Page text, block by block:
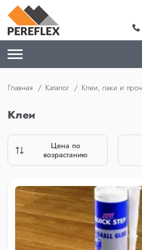
Главная Каталог Клеи, лаки и проч
Клеи
Цена по
возрастанию